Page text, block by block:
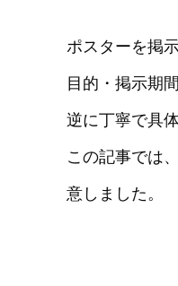
ポスターを掲
目的・掲示期
逆に丁寧で具
この記事では
意しました。